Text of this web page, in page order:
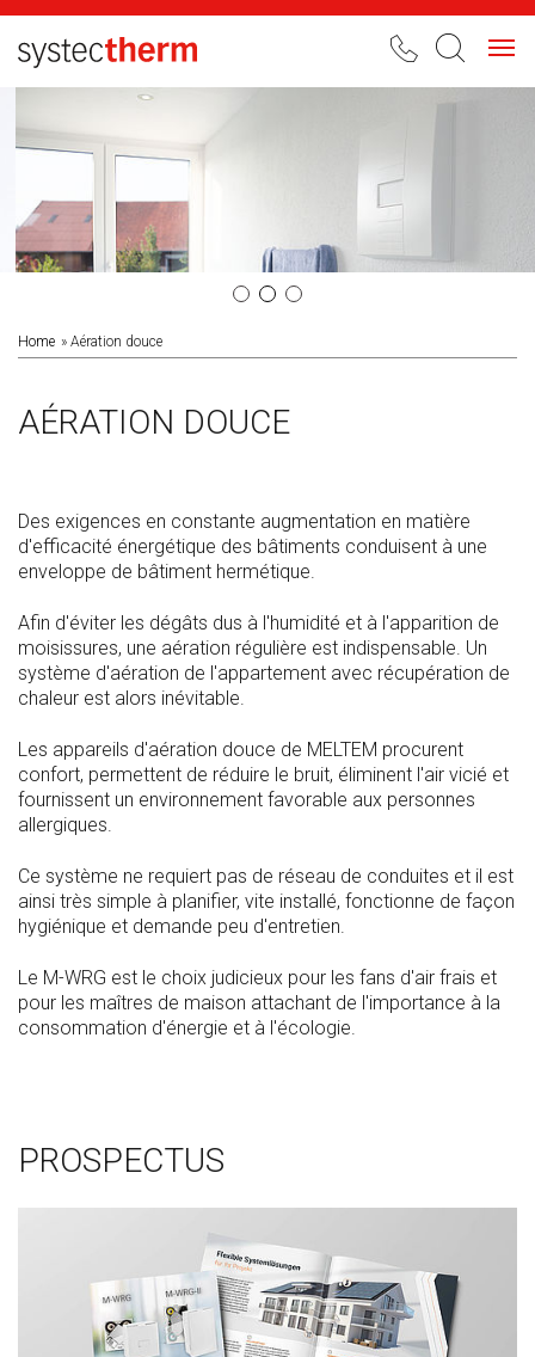
Home Aération douce
AÉRATION DOUCE
Des exigences en constante augmentation en matière
d'efficacité énergétique des bâtiments conduisent à une
enveloppe de bâtiment hermétique.
Afin d'éviter les dégâts dus à l'humidité et à l'apparition de
moisissures, une aération régulière est indispensable. Un
système d'aération de l'appartement avec récupération de
chaleur est alors inévitable.
Les appareils d'aération douce de MELTEM procurent
confort, permettent de réduire le bruit, éliminent l'air vicié et
fournissent un environnement favorable aux personnes
allergiques.
Ce système ne requiert pas de réseau de conduites et il est
ainsi très simple à planifier, vite installé, fonctionne de façon
hygiénique et demande peu d'entretien.
Le M-WRG est le choix judicieux pour les fans d'air frais et
pour les maîtres de maison attachant de l'importance à la
consommation d'énergie et à l'écologie.
PROSPECTUS